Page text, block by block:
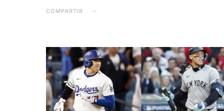
COMPARTIR